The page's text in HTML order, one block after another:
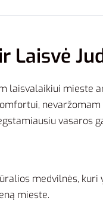
Laisvė
laisvalaikiui mieste
vasaros
medvilnės,
mieste.